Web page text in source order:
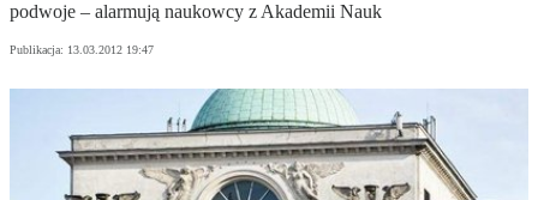
podwoje – alarmują naukowcy z Akademii Nauk
Publikacja: 13.03.2012 19:47